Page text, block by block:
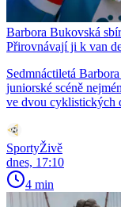
Barbora Bukovská
Přirovnávají ji k van
Sedmnáctiletá
juniorské scéně
ve dvou cyklistických
SportyŽivě
dnes, 17:10
4 min